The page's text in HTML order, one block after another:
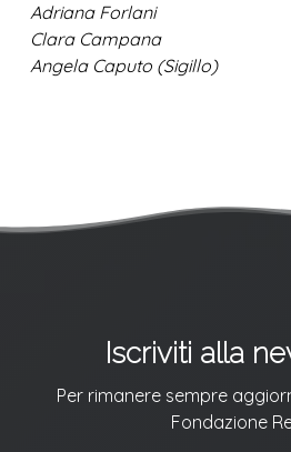
Adriana Forlani
Clara Campana
Angela Caputo (Sigillo)
Iscriviti alla
Per rimanere sempre
Fondazione